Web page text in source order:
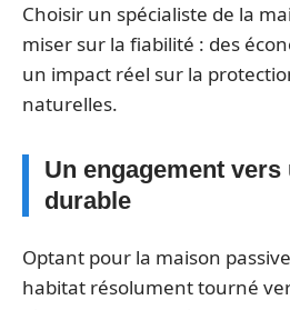
Choisir un spécialiste de la
miser sur la fiabilité : des
un impact réel sur la
naturelles.
Un engagement vers
durable
Optant pour la maison
habitat résolument tourné